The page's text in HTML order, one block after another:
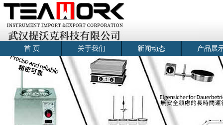
首 页 关于我们 新闻动态 产品展